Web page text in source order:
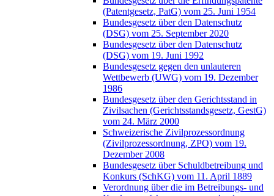
(Patentgesetz, PatG) vom 25. Juni 1954
Bundesgesetz über den Datenschutz
(DSG) vom 25. September 2020
Bundesgesetz über den Datenschutz
(DSG) vom 19. Juni 1992
Bundesgesetz gegen den unlauteren
Wettbewerb (UWG) vom 19. Dezember
1986
Bundesgesetz über den Gerichtsstand in
Zivilsachen (Gerichtsstandsgesetz, GestG)
vom 24. März 2000
Schweizerische Zivilprozessordnung
(Zivilprozessordnung, ZPO) vom 19.
Dezember 2008
Bundesgesetz über Schuldbetreibung und
Konkurs (SchKG) vom 11. April 1889
Verordnung über die im Betreibungs- und